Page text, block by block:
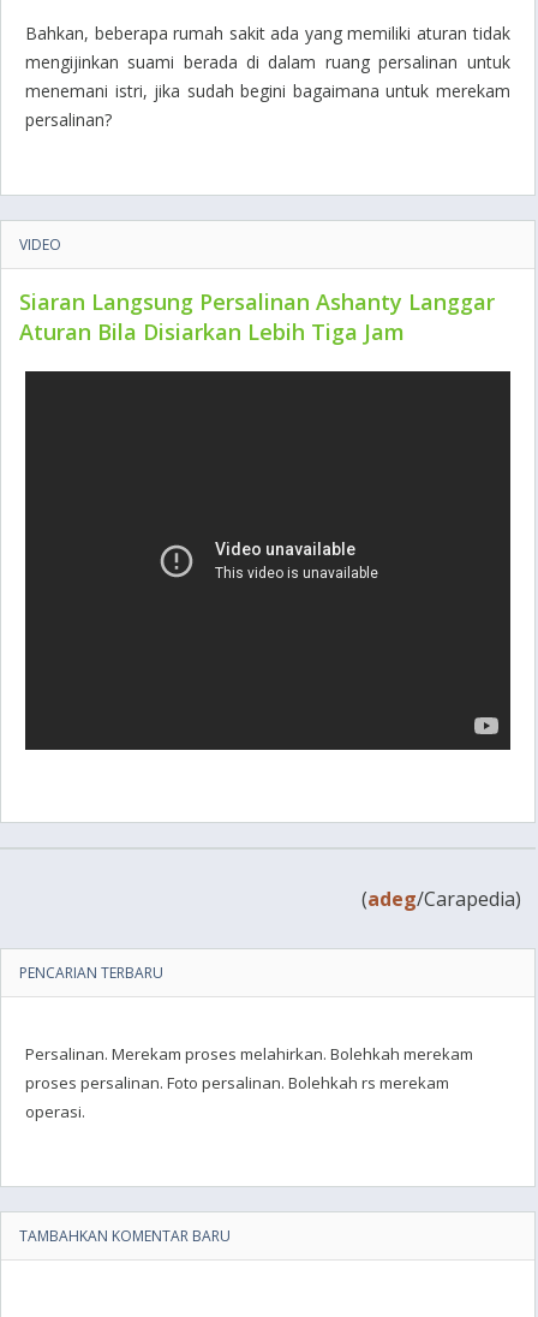
Bahkan, beberapa rumah sakit ada yang memiliki aturan tidak
mengijinkan suami berada di dalam ruang persalinan untuk
menemani istri, jika sudah begini bagaimana untuk merekam
persalinan?
VIDEO
Siaran Langsung Persalinan Ashanty Langgar
Aturan Bila Disiarkan Lebih Tiga Jam
(adeg/Carapedia)
PENCARIAN TERBARU
Persalinan. Merekam proses melahirkan. Bolehkah merekam
proses persalinan. Foto persalinan. Bolehkah rs merekam
operasi.
TAMBAHKAN KOMENTAR BARU